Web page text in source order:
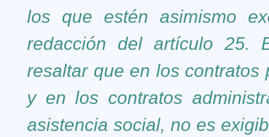
los que estén asimismo
redacción del artículo 25.
resaltar que en los contratos
y en los contratos
asistencia social, no es